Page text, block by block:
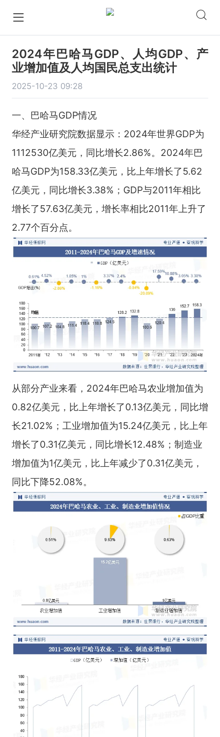
2024年巴哈马GDP、人均GDP、产
业增加值及人均国民总支出统计
2025-10-23 09:28
一、巴哈马GDP情况
华经产业研究院数据显示：2024年世界GDP为
1112530亿美元，同比增长2.86%。2024年巴
哈马GDP为158.33亿美元，比上年增长了5.62
亿美元，同比增长3.38%；GDP与2011年相比
增长了57.63亿美元，增长率相比2011年上升了
2.77个百分点。
从部分产业来看，2024年巴哈马农业增加值为
0.82亿美元，比上年增长了0.13亿美元，同比增
长21.02%；工业增加值为15.24亿美元，比上年
增长了0.31亿美元，同比增长12.48%；制造业
增加值为1亿美元，比上年减少了0.31亿美元，
同比下降52.08%。